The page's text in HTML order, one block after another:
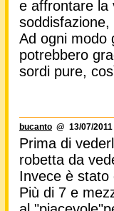
e affrontare la
Ad ogni modo
potrebbero
sordi pure,
bucanto @ 13/07/
Prima di
robetta da
Invece è stato
Più di 7 e